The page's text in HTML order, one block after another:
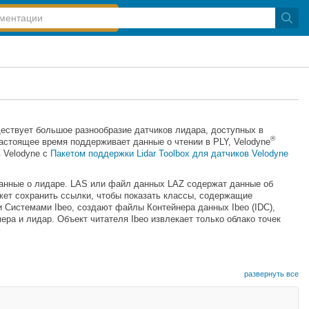
большое разнообразие датчиков лидара, доступных в
время поддерживает данные о чтении в PLY, Velodyne®
с Пакетом поддержки Lidar Toolbox для датчиков Velodyne
о лидаре. LAS или файл данных LAZ содержат данные об
сохранить ссылки, чтобы показать классы, содержащие
Ibeo, создают файлы Контейнера данных Ibeo (IDC),
и лидар. Объект читателя Ibeo извлекает только облако точек
развернуть все